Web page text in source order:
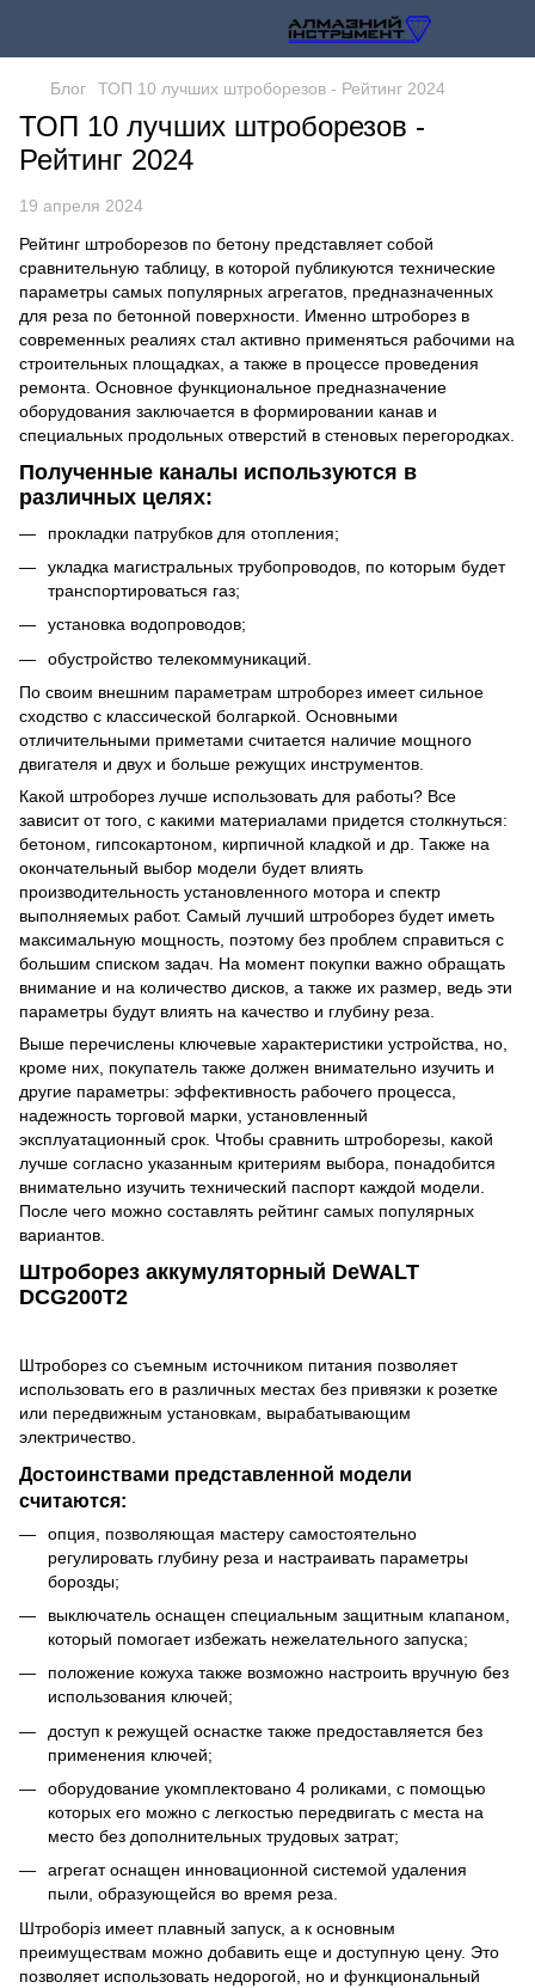
Блог ТОП 10 лучших штроборезов - Рейтинг 2024
ТОП 10 лучших штроборезов -
Рейтинг 2024
19 апреля 2024
Рейтинг штроборезов по бетону представляет собой
сравнительную таблицу, в которой публикуются технические
параметры самых популярных агрегатов, предназначенных
для реза по бетонной поверхности. Именно штроборез в
современных реалиях стал активно применяться рабочими на
строительных площадках, а также в процессе проведения
ремонта. Основное функциональное предназначение
оборудования заключается в формировании канав и
специальных продольных отверстий в стеновых перегородках.
Полученные каналы используются в
различных целях:
прокладки патрубков для отопления;
укладка магистральных трубопроводов, по которым будет
транспортироваться газ;
установка водопроводов;
обустройство телекоммуникаций.
По своим внешним параметрам штроборез имеет сильное
сходство с классической болгаркой. Основными
отличительными приметами считается наличие мощного
двигателя и двух и больше режущих инструментов.
Какой штроборез лучше использовать для работы? Все
зависит от того, с какими материалами придется столкнуться:
бетоном, гипсокартоном, кирпичной кладкой и др. Также на
окончательный выбор модели будет влиять
производительность установленного мотора и спектр
выполняемых работ. Самый лучший штроборез будет иметь
максимальную мощность, поэтому без проблем справиться с
большим списком задач. На момент покупки важно обращать
внимание и на количество дисков, а также их размер, ведь эти
параметры будут влиять на качество и глубину реза.
Выше перечислены ключевые характеристики устройства, но,
кроме них, покупатель также должен внимательно изучить и
другие параметры: эффективность рабочего процесса,
надежность торговой марки, установленный
эксплуатационный срок. Чтобы сравнить штроборезы, какой
лучше согласно указанным критериям выбора, понадобится
внимательно изучить технический паспорт каждой модели.
После чего можно составлять рейтинг самых популярных
вариантов.
Штроборез аккумуляторный DeWALT
DCG200T2
Штроборез со съемным источником питания позволяет
использовать его в различных местах без привязки к розетке
или передвижным установкам, вырабатывающим
электричество.
Достоинствами представленной модели
считаются:
опция, позволяющая мастеру самостоятельно
регулировать глубину реза и настраивать параметры
борозды;
выключатель оснащен специальным защитным клапаном,
который помогает избежать нежелательного запуска;
положение кожуха также возможно настроить вручную без
использования ключей;
доступ к режущей оснастке также предоставляется без
применения ключей;
оборудование укомплектовано 4 роликами, с помощью
которых его можно с легкостью передвигать с места на
место без дополнительных трудовых затрат;
агрегат оснащен инновационной системой удаления
пыли, образующейся во время реза.
Штроборіз имеет плавный запуск, а к основным
преимуществам можно добавить еще и доступную цену. Это
позволяет использовать недорогой, но и функциональный